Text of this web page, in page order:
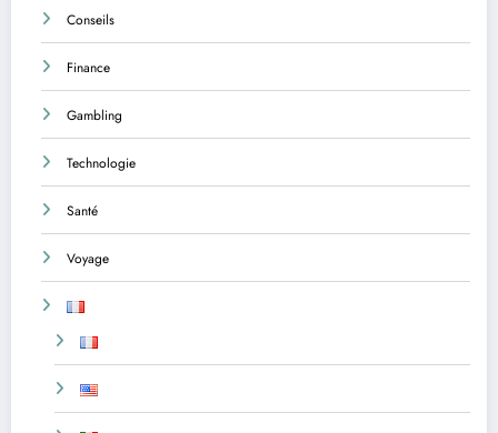
Conseils
Finance
Gambling
Technologie
Santé
Voyage